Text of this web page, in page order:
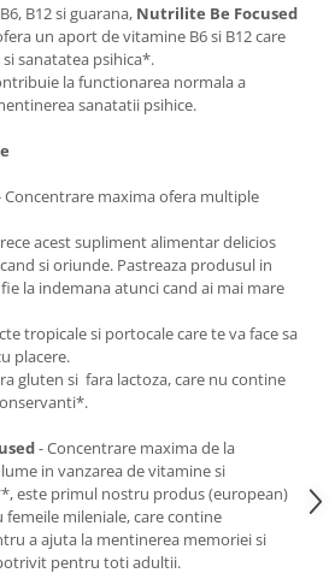
B12 si guarana, Nutrilite Be Focused
un aport de vitamine B6 si B12 care
sanatatea psihica*.
la functionarea normala a
sanatatii psihice.
Concentrare maxima ofera multiple
acest supliment alimentar delicios
si oriunde. Pastreaza produsul in
la indemana atunci cand ai mai mare
tropicale si portocale care te va face sa
placere.
gluten si fara lactoza, care nu contine
- Concentrare maxima de la
in vanzarea de vitamine si
este primul nostru produs (european)
mileniale, care contine
a ajuta la mentinerea memoriei si
pentru toti adultii.